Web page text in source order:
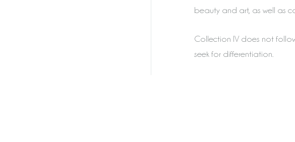
beauty and art, as well as
Collection IV does not
seek for differentiation.